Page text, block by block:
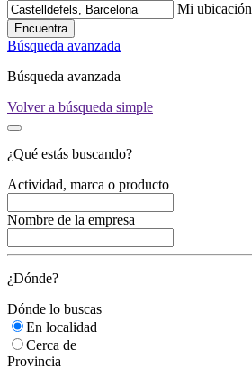
Mi ubicación
Encuentra
Búsqueda avanzada
Búsqueda avanzada
Volver a búsqueda simple
¿Qué estás buscando?
Actividad, marca o producto
Nombre de la empresa
¿Dónde?
Dónde lo buscas
En localidad
Cerca de
Provincia